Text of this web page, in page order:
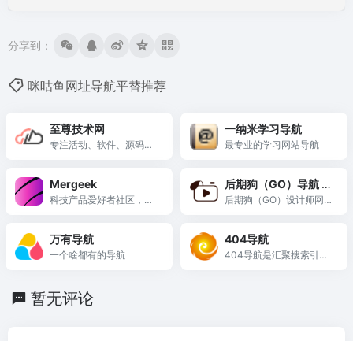
分享到：
咪咕鱼网址导航平替推荐
至尊技术网
专注活动、软件、源码、
一纳米学习导航
最专业的学习网站导航
Mergeek
科技产品爱好者社区，免
后期狗（GO）导航 |
影视后期CG导航网站
后期狗（GO）设计师网址
灵感创意网站、素材资源
网站，定时更新分享优质
万有导航
一个啥都有的导航
404导航
404导航是汇聚搜索引擎
暂无评论